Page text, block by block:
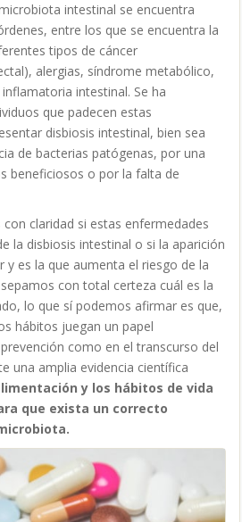
intestinal se encuentra
entre los que se encuentra la
tipos de cáncer
alergias, síndrome metabólico,
intestinal. Se ha
que padecen estas
disbiosis intestinal, bien sea
de bacterias patógenas, por una
beneficiosos o por la falta de
claridad si estas enfermedades
la disbiosis intestinal o si la aparición
y es la que aumenta el riesgo de la
con total certeza cuál es la
lo que sí podemos afirmar es que,
hábitos juegan un papel
como en el transcurso del
una amplia evidencia científica
y los hábitos de vida
que exista un correcto